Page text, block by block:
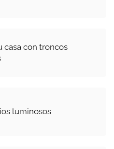
casa con troncos
luminosos